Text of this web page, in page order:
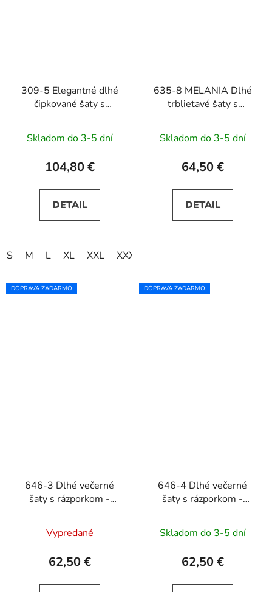
309-5 Elegantné dlhé
čipkované šaty s
zelené
Skladom do 3-5 dní
104,80 €
DETAIL
S M L XL XXL XXXL
635-8 MELANIA Dlhé
trblietavé šaty s
rukávmi - pistáciová
Skladom do 3-5 dní
64,50 €
DETAIL
DOPRAVA ZADARMO
646-3 Dlhé večerné
šaty s rázporkom -
Vypredané
62,50 €
DOPRAVA ZADARMO
646-4 Dlhé večerné
šaty s rázporkom -
Skladom do 3-5 dní
62,50 €